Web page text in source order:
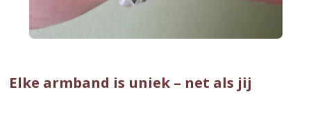
Elke armband is uniek – net als jij